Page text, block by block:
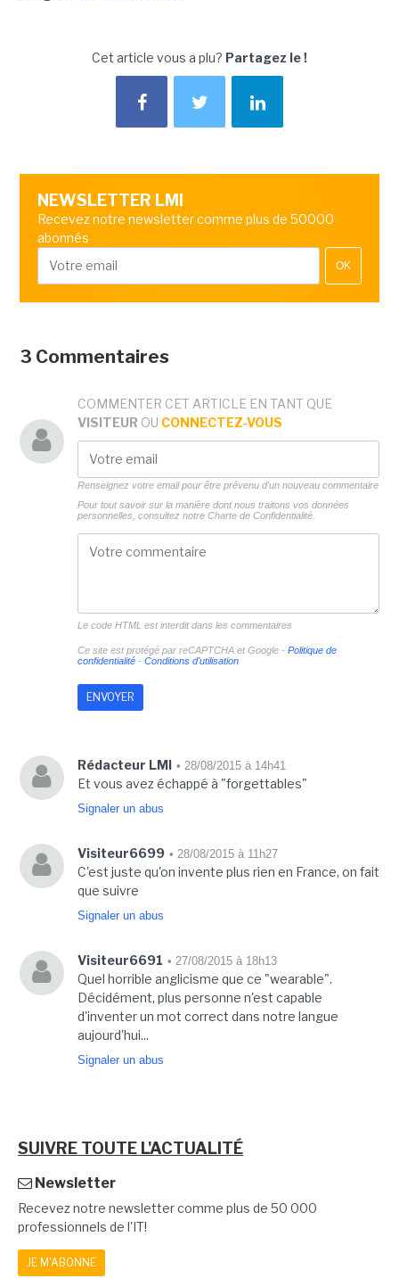
Cet article vous a plu? Partagez le !
NEWSLETTER LMI
Recevez notre newsletter comme plus de 50000
abonnés
OK
3 Commentaires
COMMENTER CET ARTICLE EN TANT QUE
VISITEUR OU CONNECTEZ-VOUS
Renseignez votre email pour être prévenu d'un nouveau commentaire
Pour tout savoir sur la manière dont nous traitons vos données
personnelles, consultez notre Charte de Confidentialité.
Le code HTML est interdit dans les commentaires
Ce site est protégé par reCAPTCHA et Google - Politique de
confidentialité- Conditions d'utilisation
Rédacteur LMI • 28/08/2015 à 14h41
Et vous avez échappé à "forgettables"
Signaler un abus
Visiteur6699 • 28/08/2015 à 11h27
C'est juste qu'on invente plus rien en France, on fait
que suivre
Signaler un abus
Visiteur6691 • 27/08/2015 à 18h13
Quel horrible anglicisme que ce "wearable".
Décidément, plus personne n'est capable
d'inventer un mot correct dans notre langue
aujourd'hui...
Signaler un abus
SUIVRE TOUTE L'ACTUALITÉ
Newsletter
Recevez notre newsletter comme plus de 50 000
professionnels de l'IT!
JE M'ABONNE